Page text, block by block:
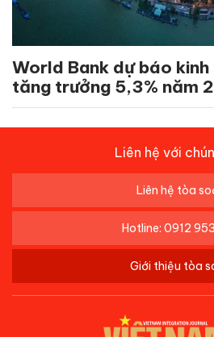
World Bank dự báo
tăng trưởng 5,3% năm
Liên hệ với
Liên hệ tòa
Hotline: 0912
Giới thiệu tòa